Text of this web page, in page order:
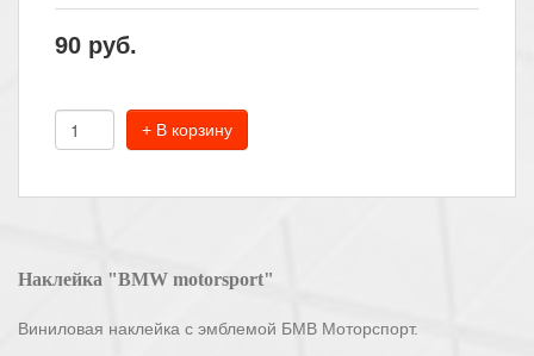
90 руб.
+ В корзину
Наклейка "BMW motorsport"
Виниловая наклейка с эмблемой БМВ Моторспорт.